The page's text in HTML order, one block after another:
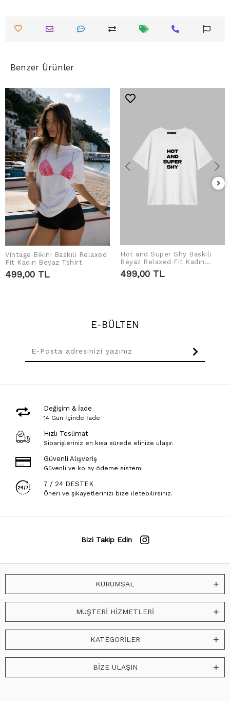
Benzer Ürünler
SEPETE EKLE
Vintage Bikini Baskılı Relaxed
Fit Kadın Beyaz Tshirt
499,00 TL
SEPETE EKLE
Hot and Super Shy Baskılı
Beyaz Relaxed Fit Kadın
Tshirt
499,00 TL
E-BÜLTEN
Değişim & İade
14 Gün İçinde İade
Hızlı Teslimat
Siparişleriniz en kısa sürede elinize ulaşır.
Güvenli Alışveriş
Güvenli ve kolay ödeme sistemi
7 / 24 DESTEK
Öneri ve şikayetlerinizi bize iletebilirsiniz.
Bizi Takip Edin
KURUMSAL
MÜŞTERİ HİZMETLERİ
KATEGORİLER
BİZE ULAŞIN